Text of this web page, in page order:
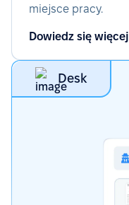
miejsce pracy.
Dowiedz się więcej
Desk